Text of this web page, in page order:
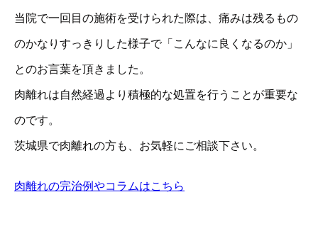
当院で一回目の施術を受けられた際は、痛みは残るもの
のかなりすっきりした様子で「こんなに良くなるのか」
とのお言葉を頂きました。
肉離れは自然経過より積極的な処置を行うことが重要な
のです。
茨城県で肉離れの方も、お気軽にご相談下さい。
肉離れの完治例やコラムはこちら